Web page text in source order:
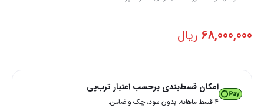
68,000,000 ریال
امکان قسط‌بندی برحسب اعتبار ترب‌پی
۴ قسط ماهانه. بدون سود، چک و ضامن.